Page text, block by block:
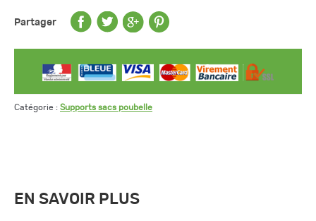
Partager
Catégorie : Supports sacs poubelle
EN SAVOIR PLUS